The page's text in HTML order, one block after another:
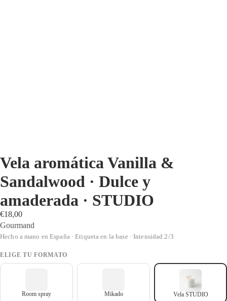
Vela aromática Vanilla &
Sandalwood · Dulce y
amaderada · STUDIO
€18,00
Gourmand
Hecho a mano en España · Etiqueta en la base · Intensidad 2/3
ELIGE TU FORMATO
Room spray Mikado Vela STUDIO